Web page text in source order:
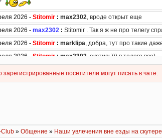
Club» Общение » Наши увлечения вне езды на скутере